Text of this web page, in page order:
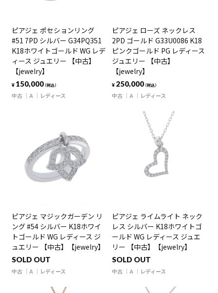
ピアジェ ポセションリング
#51 7PD シルバー G34PQ351
K18ホワイトゴールド WG レデ
ィース ジュエリー 【中古】
【jewelry】
¥ 150,000（税込）
中古 A レディース
ピアジェ ローズ ネックレス
2PD ゴールド G33U0086 K18
ピンクゴールド PG レディース
ジュエリー 【中古】
【jewelry】
¥ 250,000（税込）
中古 A レディース
ピアジェ マジックガーデン リ
ング #54 シルバー K18ホワイ
トゴールド WG レディース ジ
ュエリー 【中古】【jewelry】
SOLD OUT
中古 A レディース
ピアジェ ライムライト ネック
レス シルバー K18ホワイトゴ
ールド WG レディース ジュエ
リー 【中古】【jewelry】
SOLD OUT
中古 A レディース